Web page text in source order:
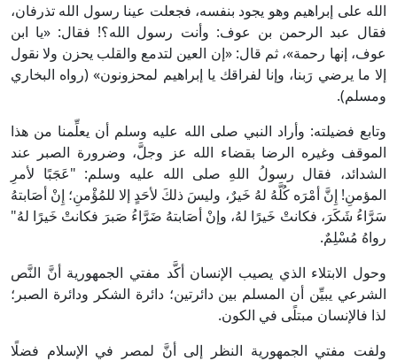
الله على إبراهيم وهو يجود بنفسه، فجعلت عينا رسول الله تذرفان،
فقال عبد الرحمن بن عوف: وأنت رسول الله؟! فقال: «يا ابن
عوف، إنها رحمة»، ثم قال: «إن العين لتدمع والقلب يحزن ولا نقول
إلا ما يرضي رَبنا، وإنا لفراقك يا إبراهيم لمحزونون» (رواه البخاري
ومسلم).
وتابع فضيلته: وأراد النبي صلى الله عليه وسلم أن يعلِّمنا من هذا
الموقف وغيره الرضا بقضاء الله عز وجلَّ، وضرورة الصبر عند
الشدائد، فقال رسولُ اللهِ صلى الله عليه وسلم: "عَجَبًا لأمرِ
المؤمنِ! إِنَّ أمْرَه كُلَّهُ لهُ خَيرٌ، وليسَ ذلكَ لأحَدٍ إلا للمُؤْمنِ؛ إِنْ أصَابتهُ
سَرَّاءُ شَكَرَ، فكانتْ خَيرًا لهُ، وإنْ أصَابتهُ ضَرَّاءُ صَبرَ فكانتْ خَيرًا لهُ"
رواهُ مُسْلِمٌ.
وحول الابتلاء الذي يصيب الإنسان أكَّد مفتي الجمهورية أنَّ النَّص
الشرعي يبيِّن أن المسلم بين دائرتين؛ دائرة الشكر ودائرة الصبر؛
لذا فالإنسان مبتلًى في الكون.
ولفت مفتي الجمهورية النظر إلى أنَّ لمصر في الإسلام فضلًا